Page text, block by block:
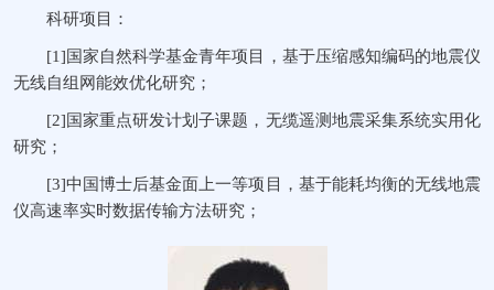
科研项目：
[1]国家自然科学基金青年项目，基于压缩感知编码的地震仪
无线自组网能效优化研究；
[2]国家重点研发计划子课题，无缆遥测地震采集系统实用化
研究；
[3]中国博士后基金面上一等项目，基于能耗均衡的无线地震
仪高速率实时数据传输方法研究；